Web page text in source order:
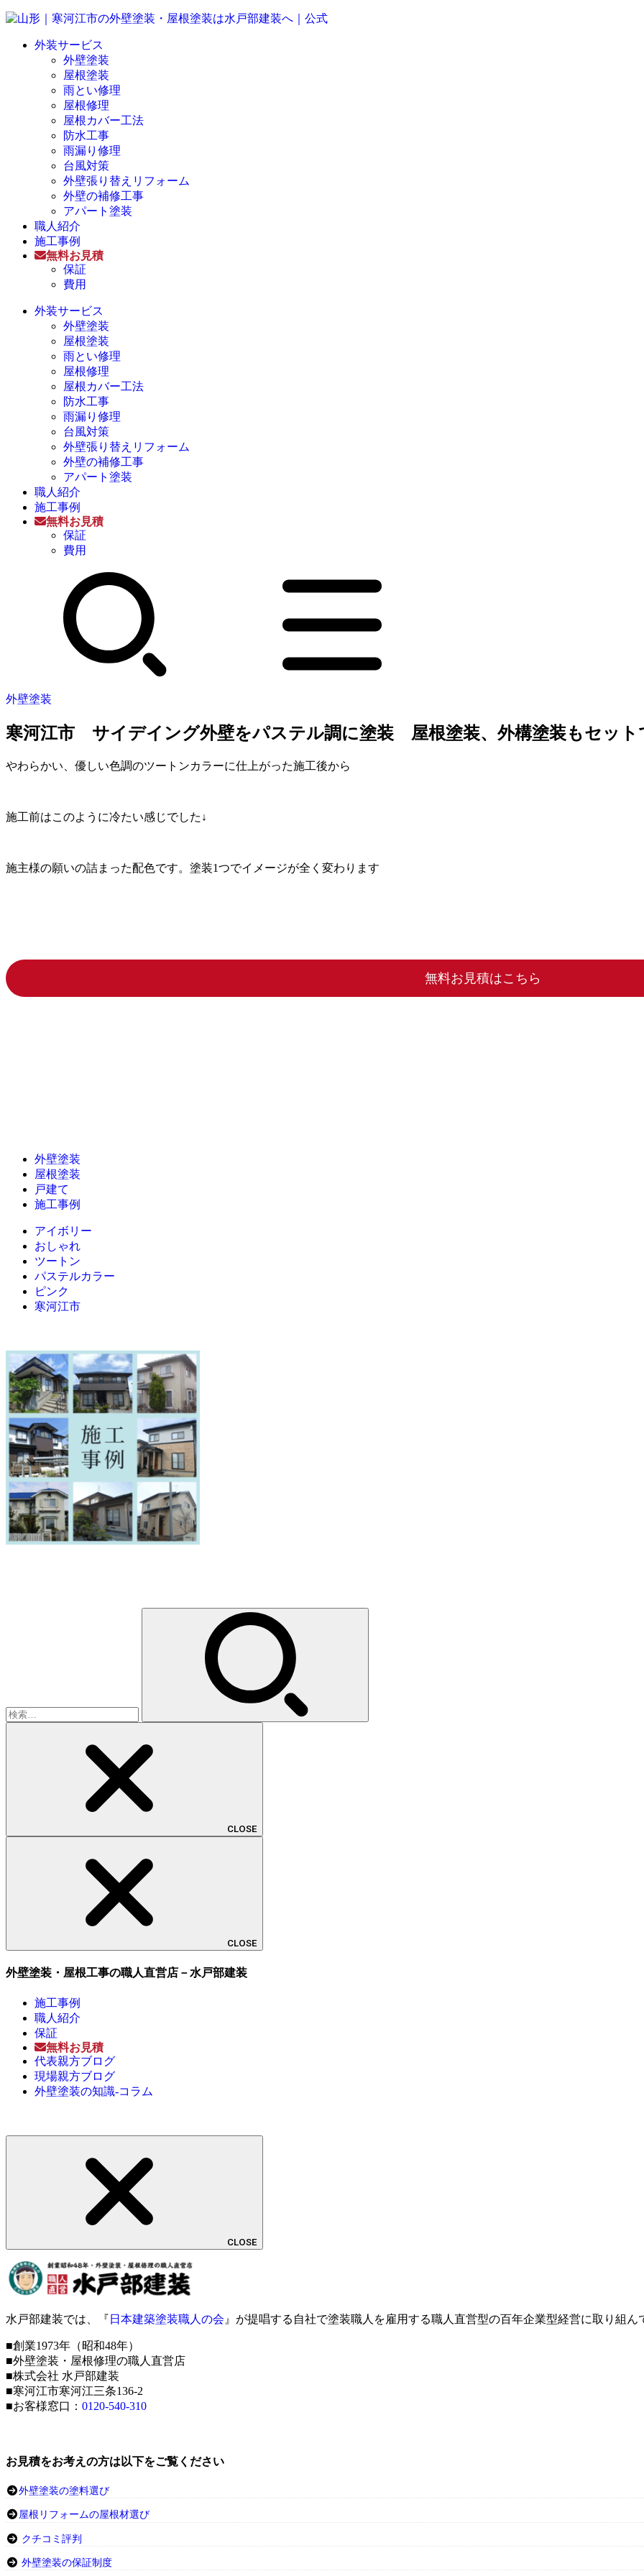
外装サービス
外壁塗装
屋根塗装
雨とい修理
屋根修理
屋根カバー工法
防水工事
雨漏り修理
台風対策
外壁張り替えリフォーム
外壁の補修工事
アパート塗装
職人紹介
施工事例
無料お見積
保証
費用
外装サービス
外壁塗装
屋根塗装
雨とい修理
屋根修理
屋根カバー工法
防水工事
雨漏り修理
台風対策
外壁張り替えリフォーム
外壁の補修工事
アパート塗装
職人紹介
施工事例
無料お見積
保証
費用
外壁塗装
寒河江市 サイデイング外壁をパステル調に塗装 屋根塗装、外構塗装もセット
やわらかい、優しい色調のツートンカラーに仕上がった施工後から
施工前はこのように冷たい感じでした↓
施主様の願いの詰まった配色です。塗装1つでイメージが全く変わります
無料お見積はこちら
外壁塗装
屋根塗装
戸建て
施工事例
アイボリー
おしゃれ
ツートン
パステルカラー
ピンク
寒河江市
CLOSE
CLOSE
外壁塗装・屋根工事の職人直営店－水戸部建装
施工事例
職人紹介
保証
無料お見積
代表親方ブログ
現場親方ブログ
外壁塗装の知識-コラム
CLOSE
水戸部建装では、『 日本建築塗装職人の会 』が提唱する自社で塗装職人を雇用する職人直営型の百年企業型経営に取り組ん
■創業1973年（昭和48年）
■外壁塗装・屋根修理の職人直営店
■株式会社 水戸部建装
■寒河江市寒河江三条136-2
■お客様窓口： 0120-540-310
お見積をお考えの方は以下をご覧ください
外壁塗装の塗料選び
屋根リフォームの屋根材選び
クチコミ評判
外壁塗装の保証制度